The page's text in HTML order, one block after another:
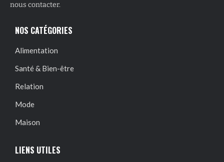
nous contacter.
NOS CATÉGORIES
Alimentation
Santé & Bien-être
Relation
Mode
Maison
LIENS UTILES